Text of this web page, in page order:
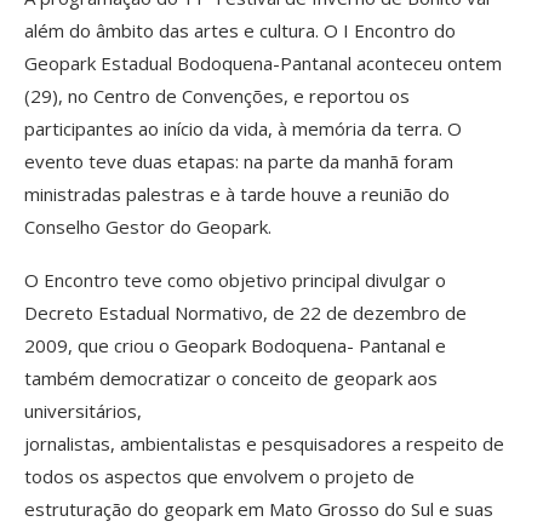
além do âmbito das artes e cultura. O I Encontro do
Geopark Estadual Bodoquena-Pantanal aconteceu ontem
(29), no Centro de Convenções, e reportou os
participantes ao início da vida, à memória da terra. O
evento teve duas etapas: na parte da manhã foram
ministradas palestras e à tarde houve a reunião do
Conselho Gestor do Geopark.
O Encontro teve como objetivo principal divulgar o
Decreto Estadual Normativo, de 22 de dezembro de
2009, que criou o Geopark Bodoquena- Pantanal e
também democratizar o conceito de geopark aos
universitários,
jornalistas, ambientalistas e pesquisadores a respeito de
todos os aspectos que envolvem o projeto de
estruturação do geopark em Mato Grosso do Sul e suas